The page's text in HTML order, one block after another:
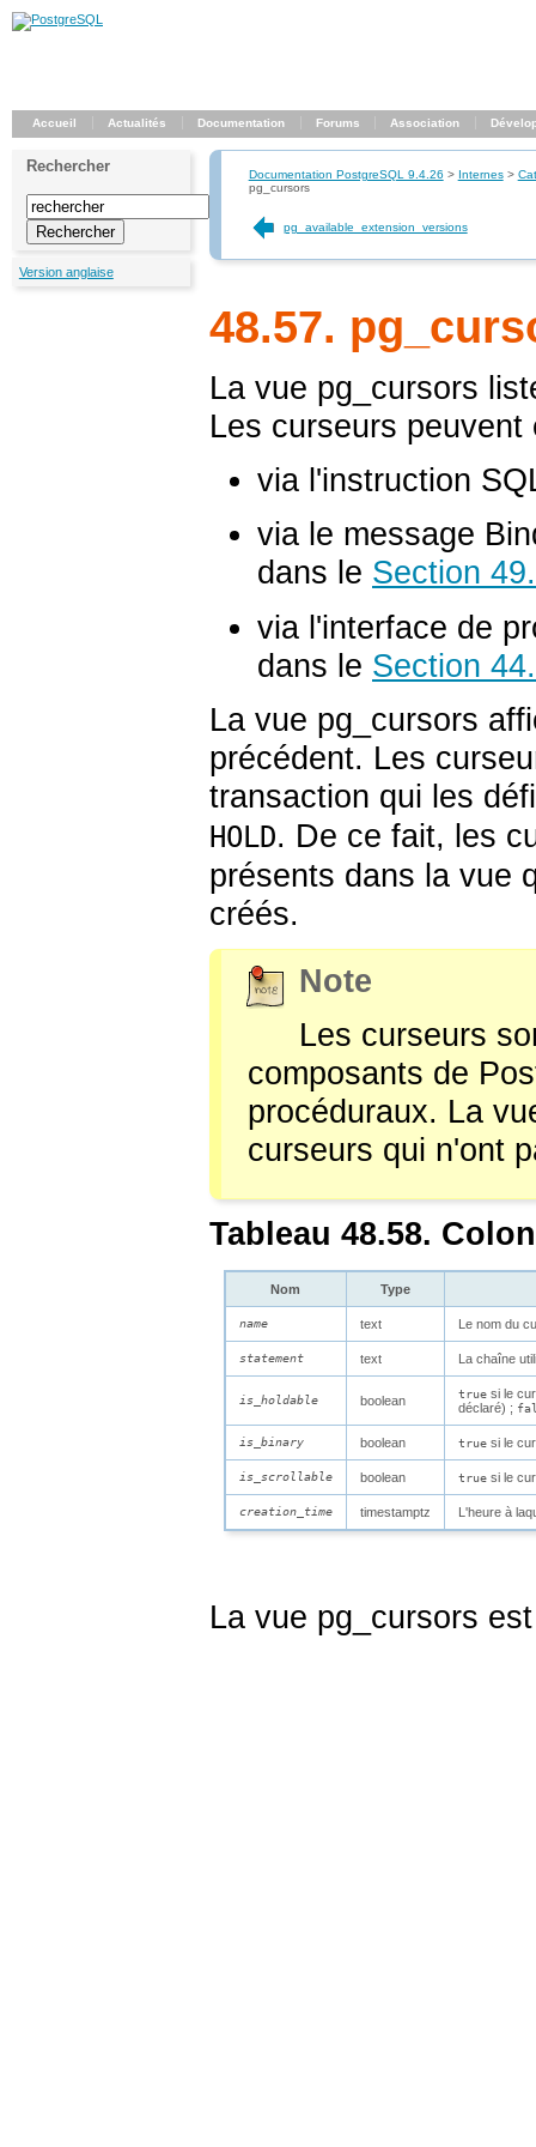
Accueil Actualités Documentation Forums Association
Rechercher
Version anglaise
Documentation PostgreSQL 9.4.26 > Internes>
pg_cursors
pg_available_extension_versions
48.57.
La vue pg_cursors
Les curseurs
via l'instruction
via le message
dans le Section
via l'interface de
dans le Section
La vue pg_cursors
précédent. Les
transaction qui les
HOLD. De ce fait, les
présents dans la vue
créés.
Note
Les curseurs
composants de
procéduraux. La
curseurs qui n'ont
Tableau 48.58.
Nom Type
name text Le nom du
statement text La chaîne
is_holdable boolean truesi le
déclaré) ;
is_binary boolean truesi le
is_scrollable boolean truesi le
creation_time timestamptz L'heure à
La vue pg_cursors